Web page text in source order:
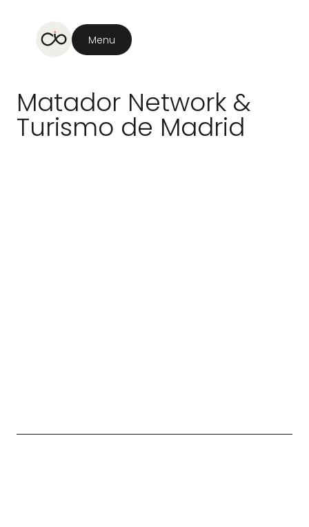
Menu
Matador Network &
Turismo de Madrid